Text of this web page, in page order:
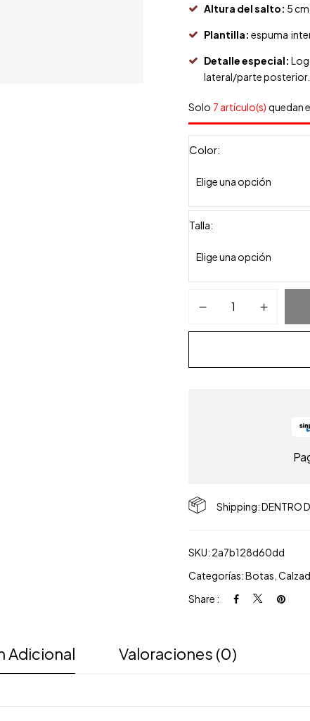
Altura del salto: 5
Plantilla: espuma
Detalle especial:
lateral/parte posterior.
Solo 7 artículo(s) quedan
Color
Talla
Shipping: DENTRO
SKU: 2a7b128d60dd
Categorías:Botas ,
Share :
Adicional Valoraciones (0)